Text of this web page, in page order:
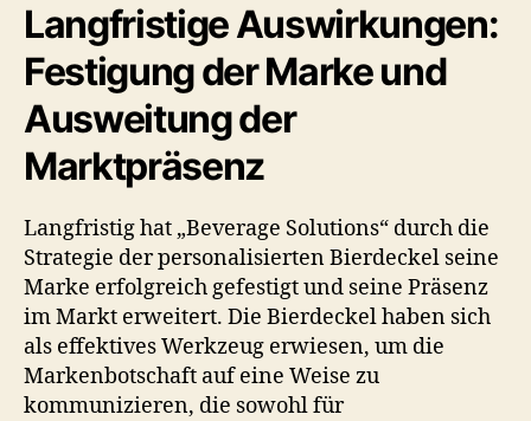
Langfristige Auswirkungen:
Festigung der Marke und
Ausweitung der
Marktpräsenz
Langfristig hat „Beverage Solutions“ durch die
Strategie der personalisierten Bierdeckel seine
Marke erfolgreich gefestigt und seine Präsenz
im Markt erweitert. Die Bierdeckel haben sich
als effektives Werkzeug erwiesen, um die
Markenbotschaft auf eine Weise zu
kommunizieren, die sowohl für